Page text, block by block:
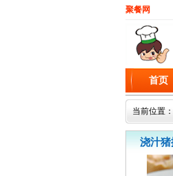
聚餐网
首页
当前位置：
浇汁猪